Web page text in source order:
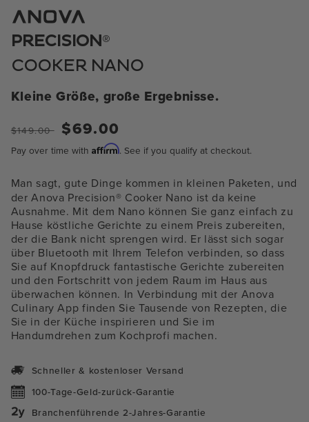
im
Modal
PRECISION®
COOKER NANO
Kleine Größe, große Ergebnisse.
Regulärer
$149.00 Verkaufspreis
$69.00
Pay over time with Affirm. See if you qualify at checkout.
Man sagt, gute Dinge kommen in kleinen Paketen, und
der Anova Precision® Cooker Nano ist da keine
Ausnahme. Mit dem Nano können Sie ganz einfach zu
Hause köstliche Gerichte zu einem Preis zubereiten,
der die Bank nicht sprengen wird. Er lässt sich sogar
über Bluetooth mit Ihrem Telefon verbinden, so dass
Sie auf Knopfdruck fantastische Gerichte zubereiten
und den Fortschritt von jedem Raum im Haus aus
überwachen können. In Verbindung mit der Anova
Culinary App finden Sie Tausende von Rezepten, die
Sie in der Küche inspirieren und Sie im
Handumdrehen zum Kochprofi machen.
Schneller & kostenloser Versand
100-Tage-Geld-zurück-Garantie
Branchenführende 2-Jahres-Garantie